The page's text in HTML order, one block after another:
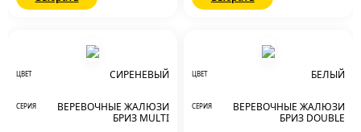
ЦВЕТ СИРЕНЕВЫЙ
СЕРИЯ
ВЕРЕВОЧНЫЕ ЖАЛЮЗИ
БРИЗ MULTI
ЦВЕТ БЕЛЫЙ
СЕРИЯ
ВЕРЕВОЧНЫЕ ЖАЛЮЗИ
БРИЗ DOUBLE